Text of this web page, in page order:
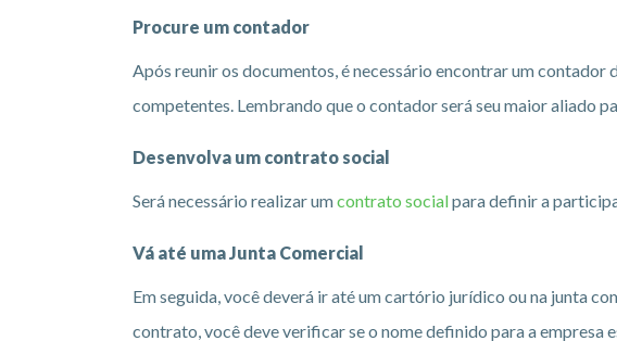
Procure um contador
Após reunir os documentos, é necessário encontrar um contador
competentes. Lembrando que o contador será seu maior aliado
Desenvolva um contrato social
Será necessário realizar umcontrato socialpara definir a
Vá até uma Junta Comercial
Em seguida, você deverá ir até um cartório jurídico ou na junta
contrato, você deve verificar se o nome definido para a empresa